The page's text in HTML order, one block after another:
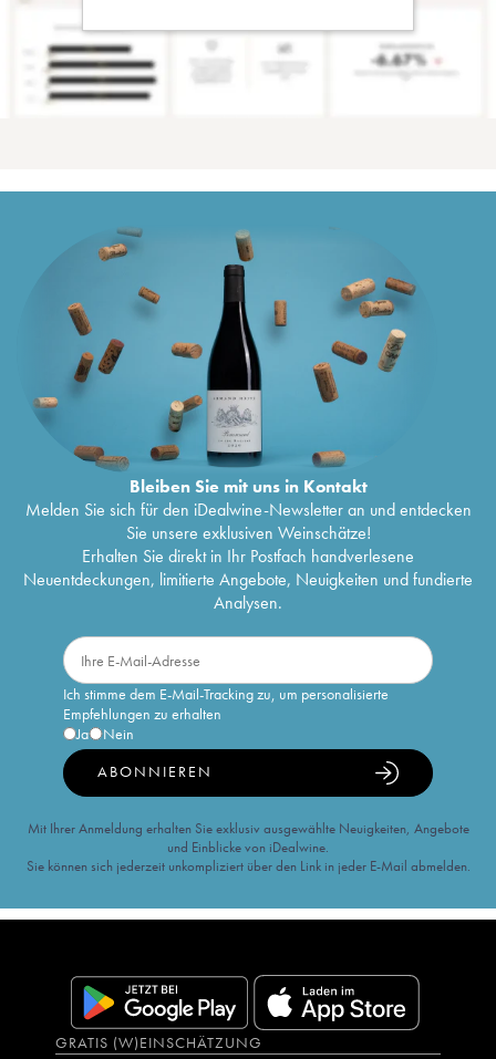
Bleiben Sie mit uns in Kontakt
Melden Sie sich für den iDealwine-Newsletter an und entdecken
Sie unsere exklusiven Weinschätze!
Erhalten Sie direkt in Ihr Postfach handverlesene
Neuentdeckungen, limitierte Angebote, Neuigkeiten und fundierte
Analysen.
Ich stimme dem E-Mail-Tracking zu, um personalisierte
Empfehlungen zu erhalten
Ja
Nein
ABONNIEREN
Mit Ihrer Anmeldung erhalten Sie exklusiv ausgewählte Neuigkeiten, Angebote
und Einblicke von iDealwine.
Sie können sich jederzeit unkompliziert über den Link in jeder E-Mail abmelden.
GRATIS (W)EINSCHÄTZUNG